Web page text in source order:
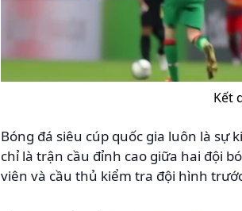
Kết
Bóng đá siêu cúp quốc gia luôn là sự
chỉ là trận cầu đỉnh cao giữa hai đội
viên và cầu thủ kiểm tra đội hình